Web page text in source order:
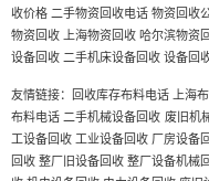
收价格 二手物资回收电话 物资回收
物资回收 上海物资回收 哈尔滨物资
设备回收 二手机床设备回收 设备回
友情链接： 回收库存布料电话上海
布料电话二手机械设备回收 废旧机
工设备回收工业设备回收厂房设备
回收整厂旧设备回收整厂设备机械